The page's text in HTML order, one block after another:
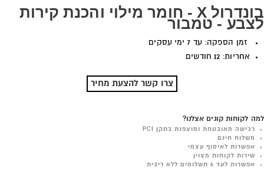
בונדרול X - חומר מילוי והכנת קירות
לצבע - טמבור
זמן הספקה: עד 7 ימי עסקים
אחריות: 12 חודשים
צרו קשר להצעת מחיר
למה לקוחות קונים אצלנו?
רכישה מאובטחת ומוצפנת בתקן PCI
משלוח חינם
אפשרות לאיסוף עצמי
שירות לקוחות מצוין
אפשרות לעד 6 תשלומים ללא ריבית